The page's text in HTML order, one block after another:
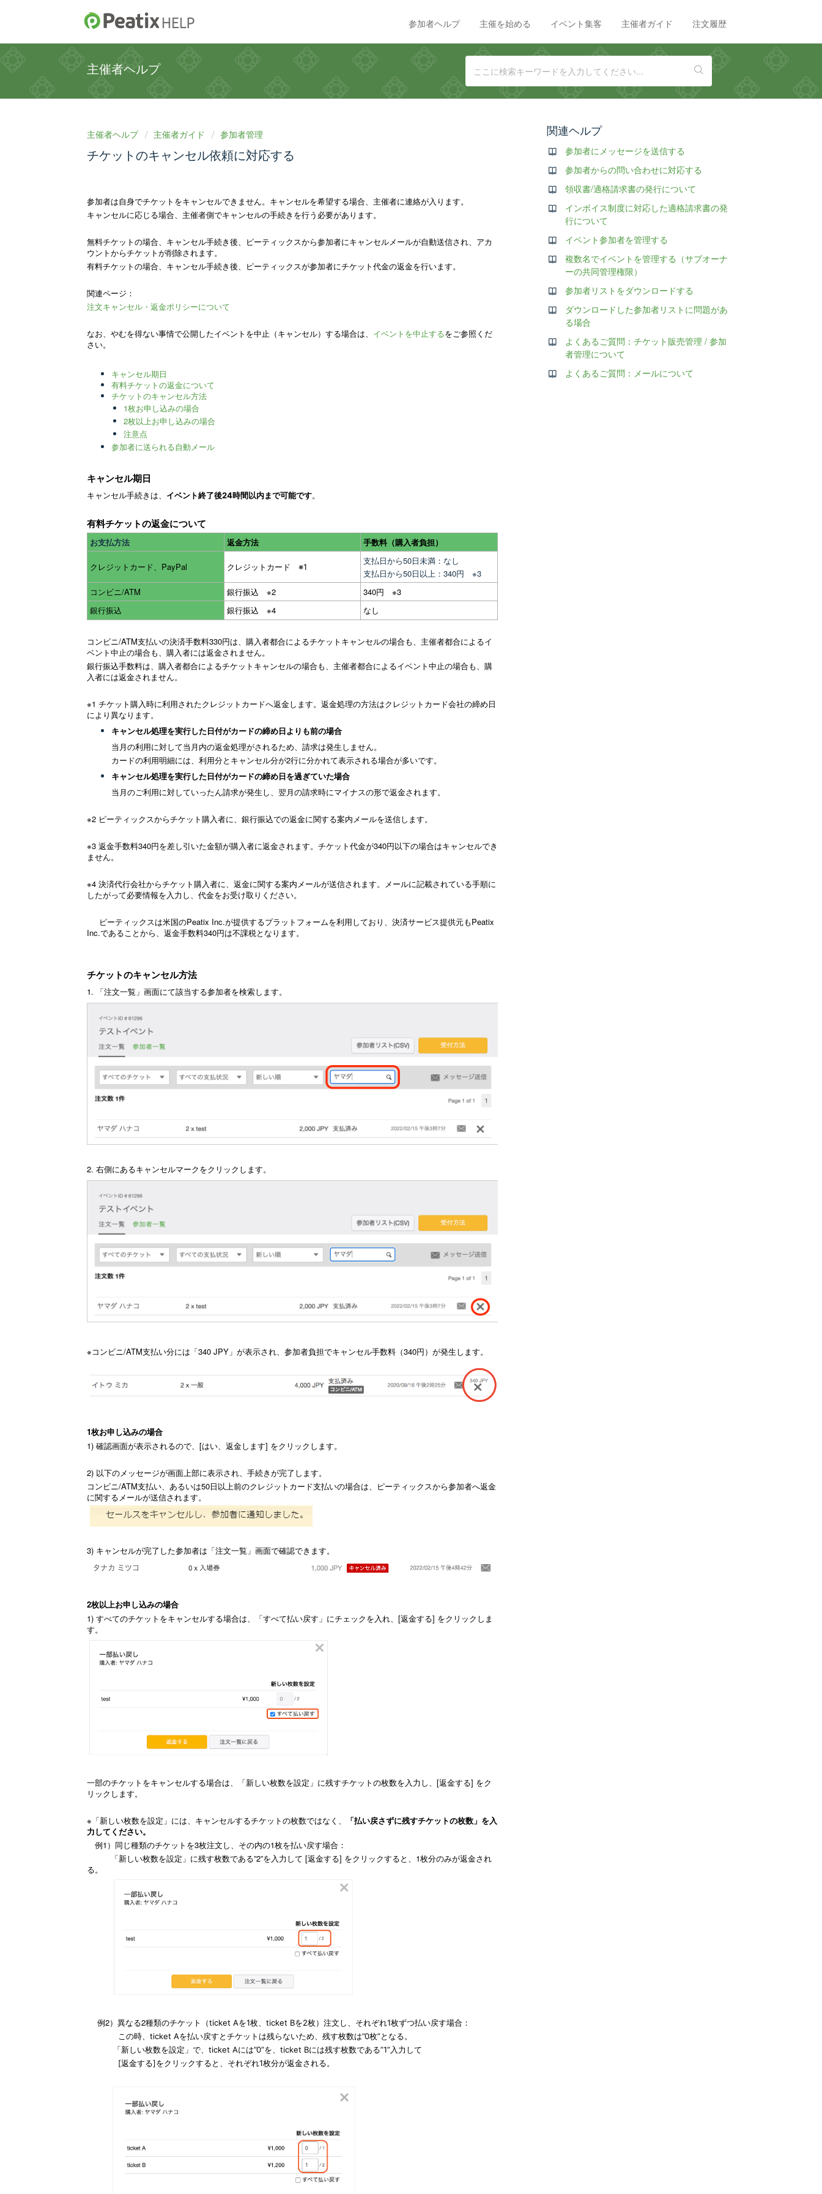
参加者ヘルプ 主催を始める イベント集客 主催者ガイド 注文履歴
主催者ヘルプ
主催者ヘルプ 主催者ガイド 参加者管理
チケットのキャンセル依頼に対応する
参加者は自身でチケットをキャンセルできません。キャンセルを希望する場合、主催者に連絡が入ります。
キャンセルに応じる場合、主催者側でキャンセルの手続きを行う必要があります。
無料チケットの場合、キャンセル手続き後、ピーティックスから参加者にキャンセルメールが自動送信され、アカ
ウントからチケットが削除されます。
有料チケットの場合、キャンセル手続き後、ピーティックスが参加者にチケット代金の返金を行います。
関連ページ：
注文キャンセル・返金ポリシーについて
なお、やむを得ない事情で公開したイベントを中止（キャンセル）する場合は、 イベントを中止するをご参照くだ
さい。
キャンセル期日
有料チケットの返金について
チケットのキャンセル方法
1枚お申し込みの場合
2枚以上お申し込みの場合
注意点
参加者に送られる自動メール
キャンセル期日
キャンセル手続きは、 イベント終了後24時間以内まで可能です。
有料チケットの返金について
お支払方法 返金方法 手数料（購入者負担）
クレジットカード、PayPal クレジットカード ※1
支払日から50日未満：なし
支払日から50日以上：340円 ※3
コンビニ/ATM
銀行振込 ※2
340円 ※3
銀行振込
銀行振込 ※4 なし
コンビニ/ATM支払いの決済手数料330円は、購入者都合によるチケットキャンセルの場合も、主催者都合によるイ
ベント中止の場合も、購入者には返金されません。
銀行振込手数料は、購入者都合によるチケットキャンセルの場合も、主催者都合によるイベント中止の場合も、購
入者には返金されません。
※1 チケット購入時に利用されたクレジットカードへ返金します。返金処理の方法はクレジットカード会社の締め日
により異なります。
キャンセル処理を実行した日付がカードの締め日よりも前の場合
当月の利用に対して当月内の返金処理がされるため、請求は発生しません。
カードの利用明細には、利用分とキャンセル分が2行に分かれて表示される場合が多いです。
キャンセル処理を実行した日付がカードの締め日を過ぎていた場合
当月のご利用に対していったん請求が発生し、翌月の請求時にマイナスの形で返金されます。
※2 ピーティックスからチケット購入者に、銀行振込での返金に関する案内メールを送信します。
※3 返金手数料340円を差し引いた金額が購入者に返金されます。チケット代金が340円以下の場合はキャンセルでき
ません。
※4 決済代行会社からチケット購入者に、返金に関する案内メールが送信されます。メールに記載されている手順に
したがって必要情報を入力し、代金をお受け取りください。
ピーティックスは米国のPeatix Inc.が提供するプラットフォームを利用しており、決済サービス提供元もPeatix
Inc.であることから、返金手数料340円は不課税となります。
チケットのキャンセル方法
1. 「注文一覧」画面にて該当する参加者を検索します。
2. 右側にあるキャンセルマークをクリックします。
※コンビニ/ATM支払い分には「340 JPY」が表示され、参加者負担でキャンセル手数料（340円）が発生します。
1枚お申し込みの場合
1) 確認画面が表示されるので、[はい、返金します] をクリックします。
2) 以下のメッセージが画面上部に表示され、手続きが完了します。
コンビニ/ATM支払い、あるいは50日以上前のクレジットカード支払いの場合は、ピーティックスから参加者へ返金
に関するメールが送信されます。
3) キャンセルが完了した参加者は「注文一覧」画面で確認できます。
2枚以上お申し込みの場合
1) すべてのチケットをキャンセルする場合は、「すべて払い戻す」にチェックを入れ、[返金する] をクリックしま
す。
一部のチケットをキャンセルする場合は、「新しい枚数を設定」に残すチケットの枚数を入力し、[返金する] をク
リックします。
※「新しい枚数を設定」には、キャンセルするチケットの枚数ではなく、
「払い戻さずに残すチケットの枚数」を入
力してください。
例1）同じ種類のチケットを3枚注文し、その内の1枚を払い戻す場合：
「新しい枚数を設定」に残す枚数である”2”を入力して [返金する] をクリックすると、1枚分のみが返金され
る。
例2）異なる2種類のチケット（ticket Aを1枚、ticket Bを2枚）注文し、それぞれ1枚ずつ払い戻す場合：
この時、 ticket Aを払い戻すとチケットは残らないため、残す枚数は”0枚”となる。
「新しい枚数を設定」で、 ticket Aには”0”を、 ticket Bには残す枚数である”1”入力して
[返金する]をクリックすると、それぞれ1枚分が返金される。
関連ヘルプ
参加者にメッセージを送信する
参加者からの問い合わせに対応する
領収書/適格請求書の発行について
インボイス制度に対応した適格請求書の発
行について
イベント参加者を管理する
複数名でイベントを管理する（サブオーナ
ーの共同管理権限）
参加者リストをダウンロードする
ダウンロードした参加者リストに問題があ
る場合
よくあるご質問：チケット販売管理 / 参加
者管理について
よくあるご質問：メールについて